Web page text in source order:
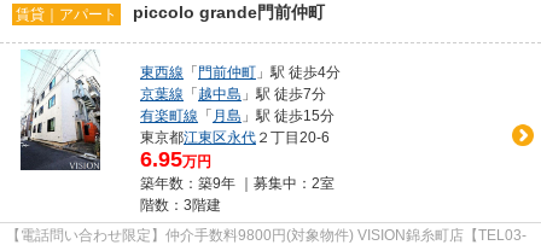
賃貸｜アパート piccolo grande門前仲町
東西線 「門前仲町 」駅 徒歩4分
京葉線 「越中島 」駅 徒歩7分
有楽町線 「 月島 」駅 徒歩15分
東京都江東区永代 ２丁目20-6
6.95万円
築年数：築9年 ｜募集中： 2室
階数：3階建
【電話問い合わせ限定】仲介手数料9800円(対象物件) VISION錦糸町店【TEL03-